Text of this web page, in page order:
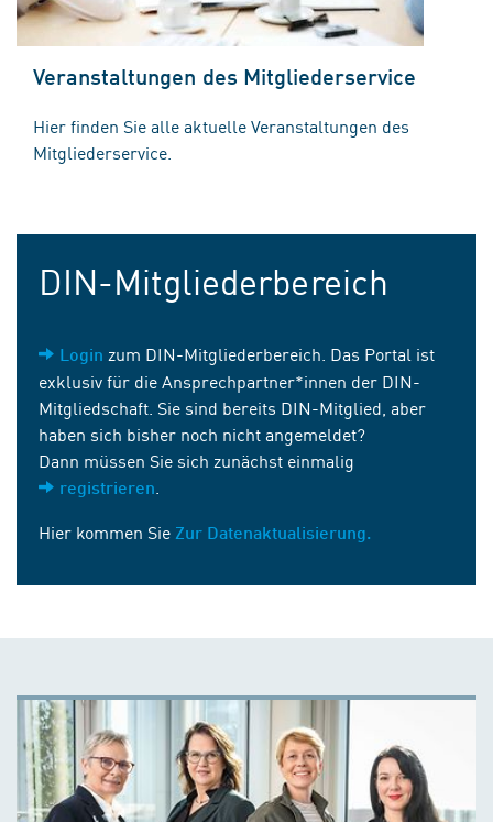
Veranstaltungen des Mitgliederservice
Hier finden Sie alle aktuelle Veranstaltungen des
Mitgliederservice.
DIN-Mitgliederbereich
Login zum DIN-Mitgliederbereich. Das Portal ist
exklusiv für die Ansprechpartner*innen der DIN-
Mitgliedschaft. Sie sind bereits DIN-Mitglied, aber
haben sich bisher noch nicht angemeldet?
Dann müssen Sie sich zunächst einmalig
registrieren
Hier kommen Sie Zur Datenaktualisierung.